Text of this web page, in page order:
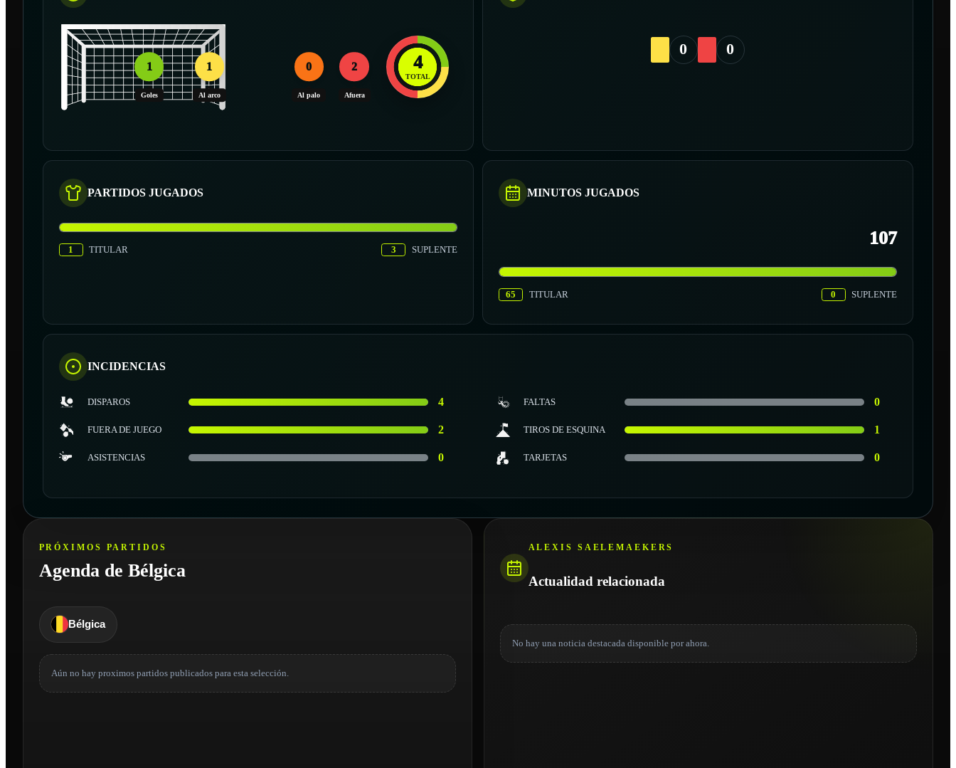
1
Goles
1
Al arco
0
Al palo
2
Afuera
4
TOTAL
0 0
PARTIDOS JUGADOS
1 TITULAR 3 SUPLENTE
MINUTOS JUGADOS
107
65 TITULAR 0 SUPLENTE
INCIDENCIAS
DISPAROS 4 FALTAS 0
FUERA DE JUEGO 2 TIROS DE ESQUINA 1
ASISTENCIAS 0 TARJETAS 0
PRÓXIMOS PARTIDOS
Agenda de Bélgica
Bélgica
Aún no hay proximos partidos publicados para esta selección.
ALEXIS SAELEMAEKERS
Actualidad relacionada
No hay una noticia destacada disponible por ahora.